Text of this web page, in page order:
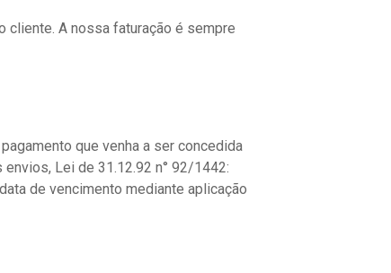
A nossa faturação é sempre
que venha a ser concedida
Lei de 31.12.92 n° 92/1442:
de vencimento mediante aplicação